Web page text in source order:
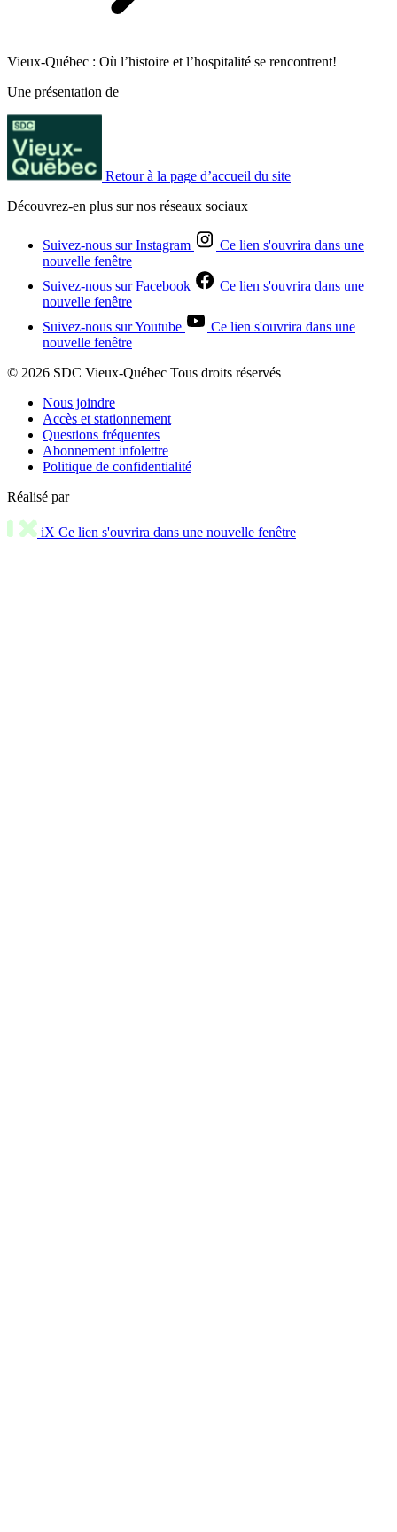
Vieux-Québec : Où l’histoire et l’hospitalité se rencontrent!
Une présentation de
Retour à la page d’accueil du site
Découvrez-en plus sur nos réseaux sociaux
Suivez-nous sur Instagram
Ce lien s'ouvrira dans une
nouvelle fenêtre
Suivez-nous sur Facebook
Ce lien s'ouvrira dans une
nouvelle fenêtre
Suivez-nous sur Youtube
Ce lien s'ouvrira dans une
nouvelle fenêtre
© 2026 SDC Vieux-Québec Tous droits réservés
Nous joindre
Accès et stationnement
Questions fréquentes
Abonnement infolettre
Politique de confidentialité
Réalisé par
iX Ce lien s'ouvrira dans une nouvelle fenêtre